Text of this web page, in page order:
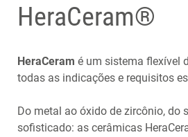
HeraCeram®
HeraCeram é um sistema flexível
todas as indicações e requisitos
Do metal ao óxido de zircônio, do
sofisticado: as cerâmicas